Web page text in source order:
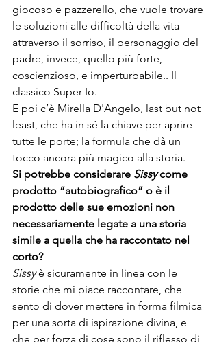
giocoso e pazzerello, che vuole trovare
le soluzioni alle difficoltà della vita
attraverso il sorriso, il personaggio del
padre, invece, quello più forte,
coscienzioso, e imperturbabile.. Il
classico Super-Io.
E poi c’è Mirella D'Angelo, last but not
least, che ha in sé la chiave per aprire
tutte le porte; la formula che dà un
tocco ancora più magico alla storia.
Si potrebbe considerare Sissy come
prodotto “autobiografico” o è il
prodotto delle sue emozioni non
necessariamente legate a una storia
simile a quella che ha raccontato nel
corto?
Sissy è sicuramente in linea con le
storie che mi piace raccontare, che
sento di dover mettere in forma filmica
per una sorta di ispirazione divina, e
che per forza di cose sono il riflesso di